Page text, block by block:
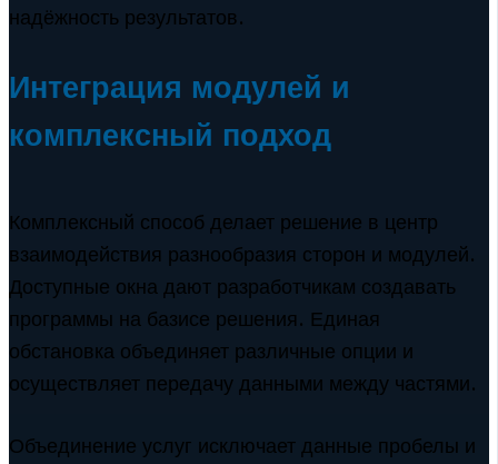
надёжность результатов.
Интеграция модулей и
комплексный подход
Комплексный способ делает решение в центр
взаимодействия разнообразия сторон и модулей.
Доступные окна дают разработчикам создавать
программы на базисе решения. Единая
обстановка объединяет различные опции и
осуществляет передачу данными между частями.
Объединение услуг исключает данные пробелы и